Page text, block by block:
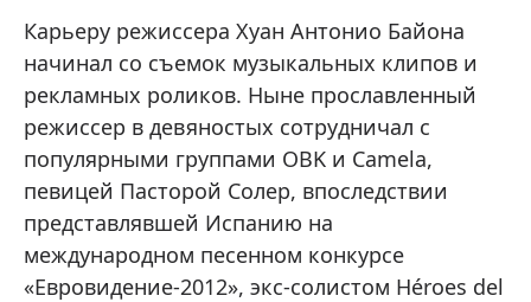
Карьеру режиссера Хуан Антонио Байона
начинал со съемок музыкальных клипов и
рекламных роликов. Ныне прославленный
режиссер в девяностых сотрудничал с
популярными группами OBK и Camela,
певицей Пасторой Солер, впоследствии
представлявшей Испанию на
международном песенном конкурсе
«Евровидение-2012», экс-солистом Héroes del